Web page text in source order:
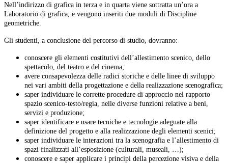
Nell’indirizzo di grafica in terza e in quarta viene sottratta un’ora a
Laboratorio di grafica, e vengono inseriti due moduli di Discipline
geometriche.
Gli studenti, a conclusione del percorso di studio, dovranno:
conoscere gli elementi costitutivi dell’allestimento scenico, dello
spettacolo, del teatro e del cinema;
avere consapevolezza delle radici storiche e delle linee di sviluppo
nei vari ambiti della progettazione e della realizzazione scenografica;
saper individuare le corrette procedure di approccio nel rapporto
spazio scenico-testo/regia, nelle diverse funzioni relative a beni,
servizi e produzione;
saper identificare e usare tecniche e tecnologie adeguate alla
definizione del progetto e alla realizzazione degli elementi scenici;
saper individuare le interazioni tra la scenografia e l’allestimento di
spazi finalizzati all’esposizione (culturali, museali, …);
conoscere e saper applicare i principi della percezione visiva e della